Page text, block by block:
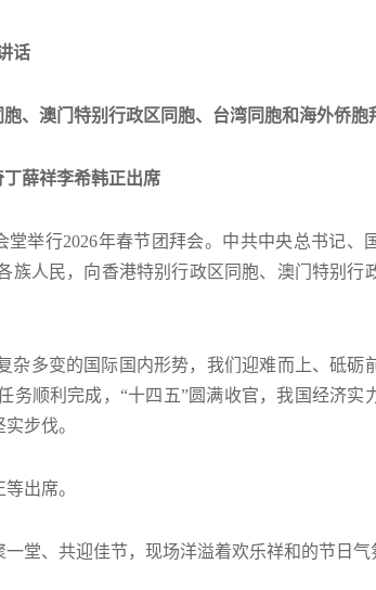
话
、澳门特别行政区同胞、台湾同胞和海外侨胞
薛祥李希韩正出席
举行2026年春节团拜会。中共中央总书记、
人民，向香港特别行政区同胞、澳门特别行
多变的国际国内形势，我们迎难而上、砥砺
顺利完成，“十四五”圆满收官，我国经济实
步伐。
出席。
堂、共迎佳节，现场洋溢着欢乐祥和的节日气